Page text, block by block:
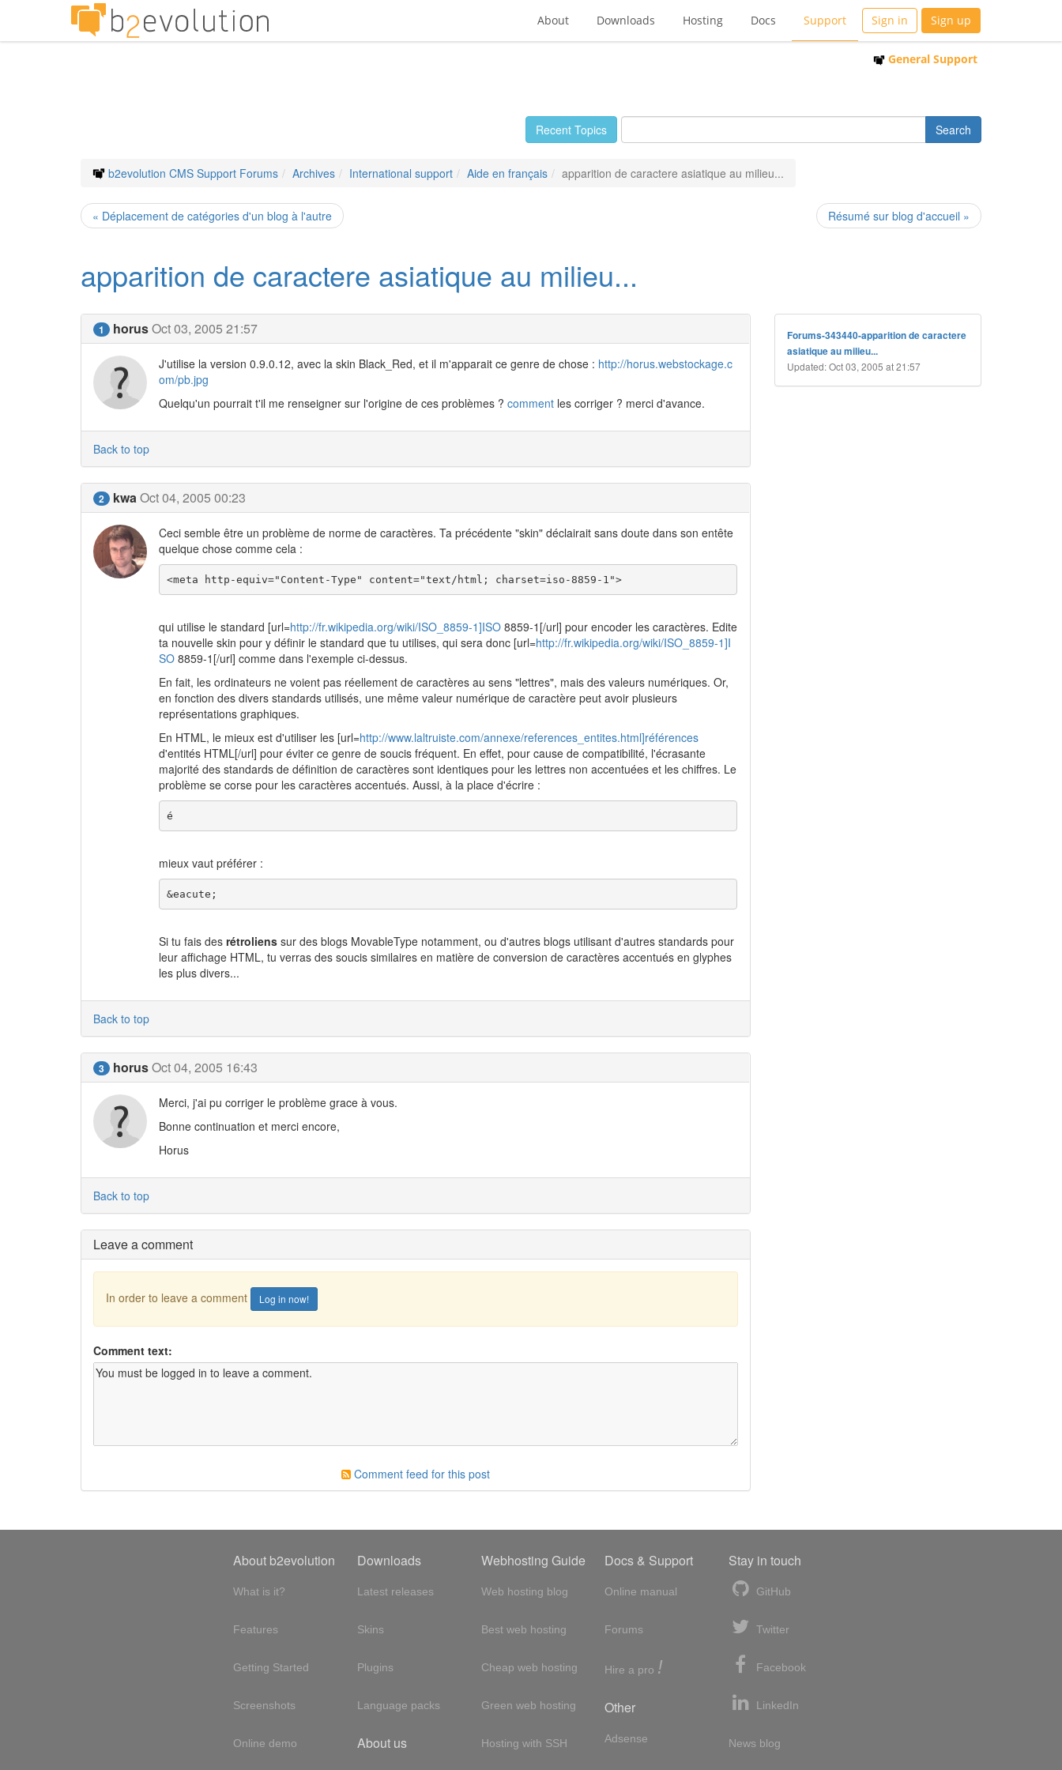
About Downloads Hosting Docs Support Sign in Sign up
General Support
Recent Topics
b2evolution CMS Support Forums Archives International support Aide en français apparition de caractere asiatique au milieu...
« Déplacement de catégories d'un blog à l'autre Résumé sur blog d'accueil »
apparition de caractere asiatique au milieu...
1 horusOct 03, 2005 21:57
J'utilise la version 0.9.0.12, avec la skin Black_Red, et il m'apparait ce genre de chose : http://horus.webstockage.c
om/pb.jpg
Quelqu'un pourrait t'il me renseigner sur l'origine de ces problèmes ? commentles corriger ? merci d'avance.
Back to top
2 kwaOct 04, 2005 00:23
Ceci semble être un problème de norme de caractères. Ta précédente "skin" déclairait sans doute dans son entête
quelque chose comme cela :
<meta http-equiv="Content-Type" content="text/html; charset=iso-8859-1">
qui utilise le standard [url=http://fr.wikipedia.org/wiki/ISO_8859-1]ISO8859-1[/url] pour encoder les caractères. Edite
ta nouvelle skin pour y définir le standard que tu utilises, qui sera donc [url=http://fr.wikipedia.org/wiki/ISO_8859-1]I
SO8859-1[/url] comme dans l'exemple ci-dessus.
En fait, les ordinateurs ne voient pas réellement de caractères au sens "lettres", mais des valeurs numériques. Or,
en fonction des divers standards utilisés, une même valeur numérique de caractère peut avoir plusieurs
représentations graphiques.
En HTML, le mieux est d'utiliser les [url=http://www.laltruiste.com/annexe/references_entites.html]références
d'entités HTML[/url] pour éviter ce genre de soucis fréquent. En effet, pour cause de compatibilité, l'écrasante
majorité des standards de définition de caractères sont identiques pour les lettres non accentuées et les chiffres. Le
problème se corse pour les caractères accentués. Aussi, à la place d'écrire :
é
mieux vaut préférer :
&eacute;
Si tu fais des rétrolienssur des blogs MovableType notamment, ou d'autres blogs utilisant d'autres standards pour
leur affichage HTML, tu verras des soucis similaires en matière de conversion de caractères accentués en glyphes
les plus divers...
Back to top
3 horusOct 04, 2005 16:43
Merci, j'ai pu corriger le problème grace à vous.
Bonne continuation et merci encore,
Horus
Back to top
Leave a comment
In order to leave a comment Log in now!
Comment text:
Comment feed for this post
Forums-343440-apparition de caractere
asiatique au milieu...
Updated: Oct 03, 2005 at 21:57
About b2evolution
What is it?
Features
Getting Started
Screenshots
Online demo
Downloads
Latest releases
Skins
Plugins
Language packs
About us
Webhosting Guide
Web hosting blog
Best web hosting
Cheap web hosting
Green web hosting
Hosting with SSH
Docs & Support
Online manual
Forums
Hire a pro !
Other
Adsense
Stay in touch
GitHub
Twitter
Facebook
LinkedIn
News blog